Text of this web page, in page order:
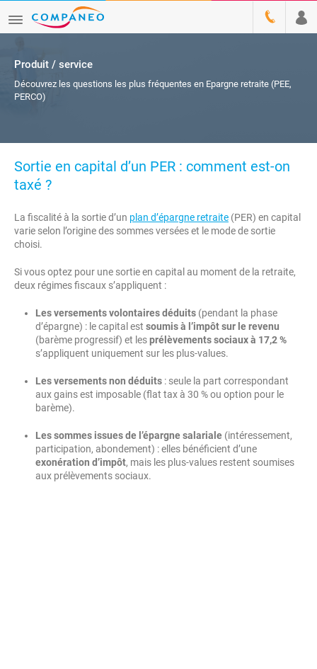
Produit / service
Découvrez les questions les plus fréquentes en Epargne retraite (PEE,
PERCO)
Sortie en capital d’un PER : comment est-on
taxé ?
La fiscalité à la sortie d’un plan d’épargne retraite (PER) en capital
varie selon l’origine des sommes versées et le mode de sortie
choisi.
Si vous optez pour une sortie en capital au moment de la retraite,
deux régimes fiscaux s’appliquent :
Les versements volontaires déduits (pendant la phase
d’épargne) : le capital est soumis à l’impôt sur le revenu
(barème progressif) et lesprélèvements sociaux à 17,2 %
s’appliquent uniquement sur les plus-values.
Les versements non déduits : seule la part correspondant
aux gains est imposable (flat tax à 30 % ou option pour le
barème).
Les sommes issues de l’épargne salariale (intéressement,
participation, abondement) : elles bénéficient d’une
exonération d’impôt, mais les plus-values restent soumises
aux prélèvements sociaux.